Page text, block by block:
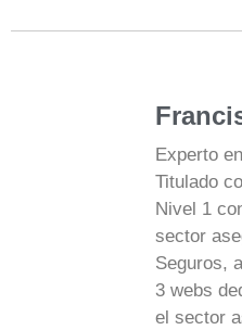
Experto
Titulado
Nivel 1
sector
Seguros,
3 webs
el sector